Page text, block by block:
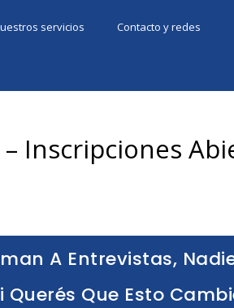
servicios Contacto y redes
Inscripciones
A Entrevistas,
Querés Que Esto